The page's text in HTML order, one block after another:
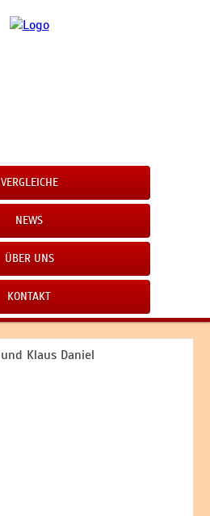
VERGLEICHE
NEWS
ÜBER UNS
KONTAKT